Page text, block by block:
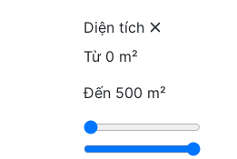
Diện tích
Từ 0 m²
Đến 500 m²